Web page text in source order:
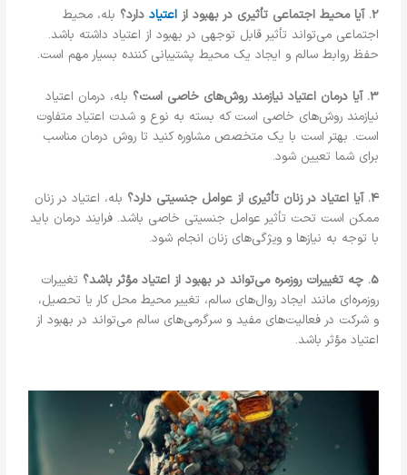
2. آیا محیط اجتماعی تأثیری در بهبود از اعتیاد دارد؟ بله، محیط
اجتماعی می‌تواند تأثیر قابل توجهی در بهبود از اعتیاد داشته باشد.
حفظ روابط سالم و ایجاد یک محیط پشتیبانی کننده بسیار مهم است.
3. آیا درمان اعتیاد نیازمند روش‌های خاصی است؟
بله، درمان اعتیاد
نیازمند روش‌های خاصی است که بسته به نوع و شدت اعتیاد متفاوت
است. بهتر است با یک متخصص مشاوره کنید تا روش درمان مناسب
برای شما تعیین شود.
4. آیا اعتیاد در زنان تأثیری از عوامل جنسیتی دارد؟
بله، اعتیاد در زنان
ممکن است تحت تأثیر عوامل جنسیتی خاصی باشد. فرایند درمان باید
با توجه به نیازها و ویژگی‌های زنان انجام شود.
5. چه تغییرات روزمره می‌تواند در بهبود از اعتیاد مؤثر باشد؟
تغییرات
روزمره‌ای مانند ایجاد روال‌های سالم، تغییر محیط محل کار یا تحصیل،
و شرکت در فعالیت‌های مفید و سرگرمی‌های سالم می‌تواند در بهبود از
اعتیاد مؤثر باشد.